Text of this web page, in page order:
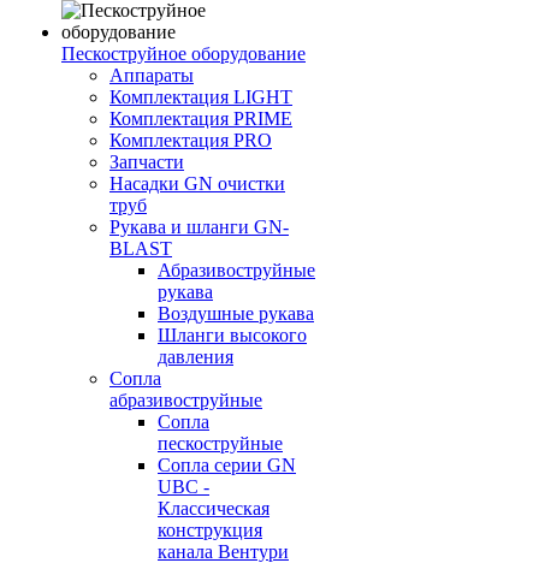
Пескоструйное оборудование
Аппараты
Комплектация LIGHT
Комплектация PRIME
Комплектация PRO
Запчасти
Насадки GN очистки
труб
Рукава и шланги GN-
BLAST
Абразивоструйные
рукава
Воздушные рукава
Шланги высокого
давления
Сопла
абразивоструйные
Сопла
пескоструйные
Сопла серии GN
UBC -
Классическая
конструкция
канала Вентури